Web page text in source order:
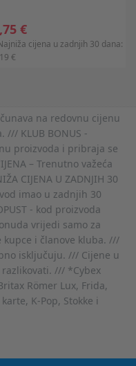
€
cijena u zadnjih 30 dana:
€
na redovnu cijenu
KLUB BONUS -
proizvoda i pribraja se
– Trenutno važeća
CIJENA U ZADNJIH 30
imao u zadnjih 30
- kod proizvoda
vrijedi samo za
i članove kluba. ///
isključuju. /// Cijene u
/// *Cybex
Römer Lux, Frida,
K-Pop, Stokke i